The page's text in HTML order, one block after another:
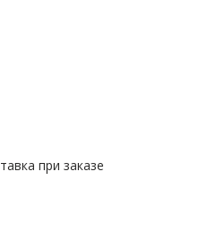
при заказе